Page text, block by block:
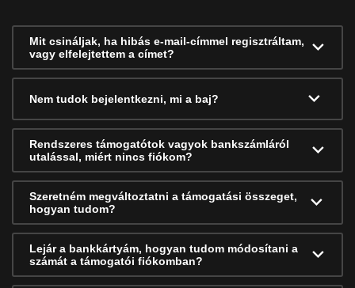
Mit csináljak, ha hibás e-mail-címmel regisztráltam,
vagy elfelejtettem a címet?
Nem tudok bejelentkezni, mi a baj?
Rendszeres támogatótok vagyok bankszámláról
utalással, miért nincs fiókom?
Szeretném megváltoztatni a támogatási összeget,
hogyan tudom?
Lejár a bankkártyám, hogyan tudom módosítani a
számát a támogatói fiókomban?